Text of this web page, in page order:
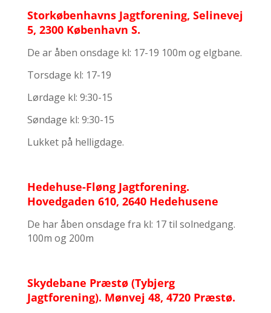
Storkøbenhavns Jagtforening, Selinevej
5, 2300 København S.
De ar åben onsdage kl: 17-19 100m og elgbane.
Torsdage kl: 17-19
Lørdage kl: 9:30-15
Søndage kl: 9:30-15
Lukket på helligdage.
Hedehuse-Fløng Jagtforening.
Hovedgaden 610, 2640 Hedehusene
De har åben onsdage fra kl: 17 til solnedgang.
100m og 200m
Skydebane Præstø (Tybjerg
Jagtforening). Mønvej 48, 4720 Præstø.